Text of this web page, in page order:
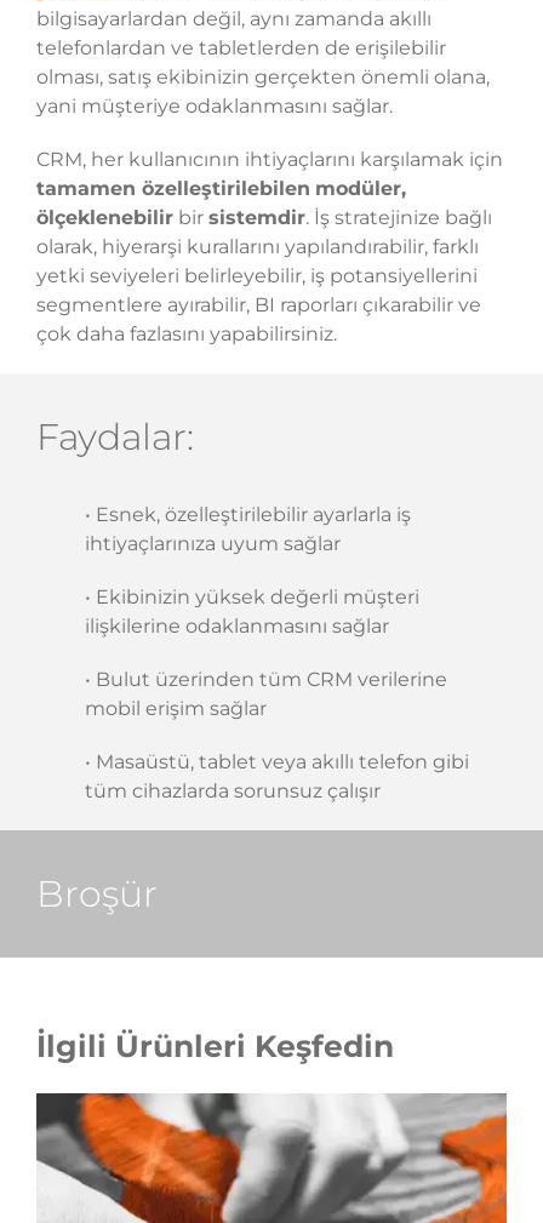
bilgisayarlardan değil, aynı zamanda akıllı
telefonlardan ve tabletlerden de erişilebilir
olması, satış ekibinizin gerçekten önemli olana,
yani müşteriye odaklanmasını sağlar.
CRM, her kullanıcının ihtiyaçlarını karşılamak için
tamamen özelleştirilebilen modüler,
ölçeklenebilir bir sistemdir. İş stratejinize bağlı
olarak, hiyerarşi kurallarını yapılandırabilir, farklı
yetki seviyeleri belirleyebilir, iş potansiyellerini
segmentlere ayırabilir, BI raporları çıkarabilir ve
çok daha fazlasını yapabilirsiniz.
Faydalar:
• Esnek, özelleştirilebilir ayarlarla iş
ihtiyaçlarınıza uyum sağlar
• Ekibinizin yüksek değerli müşteri
ilişkilerine odaklanmasını sağlar
• Bulut üzerinden tüm CRM verilerine
mobil erişim sağlar
• Masaüstü, tablet veya akıllı telefon gibi
tüm cihazlarda sorunsuz çalışır
Broşür
İlgili Ürünleri Keşfedin